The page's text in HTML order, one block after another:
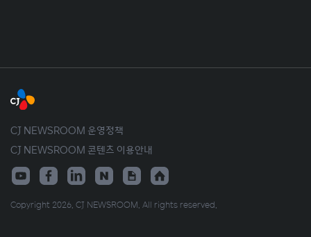
CJ NEWSROOM 운영정책
CJ NEWSROOM 콘텐츠 이용안내
Copyright 2026. CJ NEWSROOM. All rights reserved.